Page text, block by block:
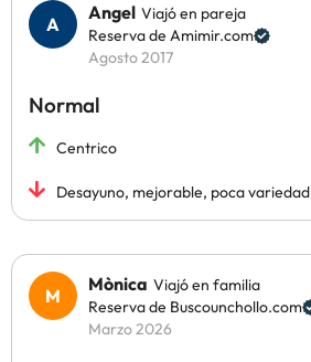
Angel Viajó en pareja
Reserva de Amimir.com
Agosto 2017
Normal
Centrico
Desayuno, mejorable, poca variedad
Mònica Viajó en familia
Reserva de Buscounchollo.com
Marzo 2026